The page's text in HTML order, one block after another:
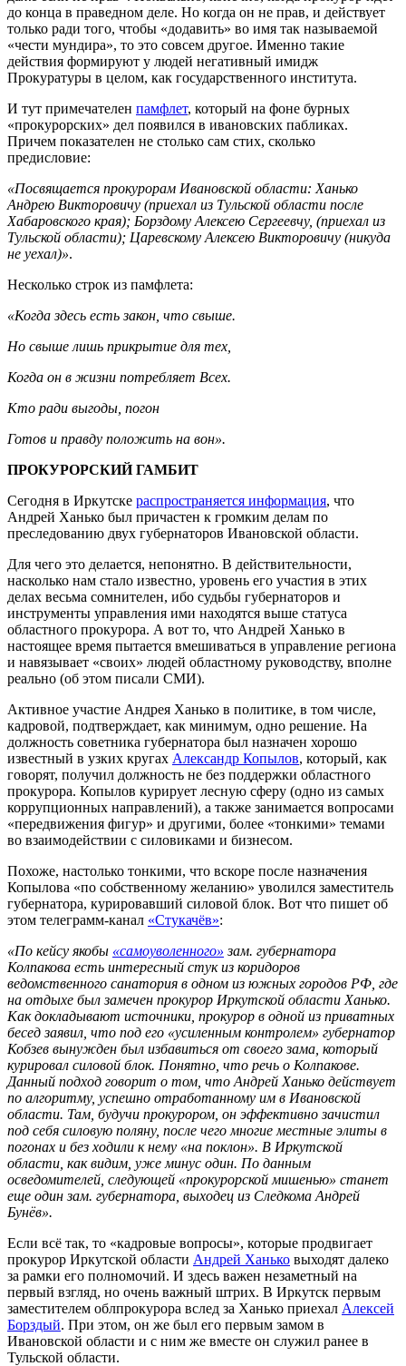
до конца в праведном деле. Но когда он не прав, и действует
только ради того, чтобы «додавить» во имя так называемой
«чести мундира», то это совсем другое. Именно такие
действия формируют у людей негативный имидж
Прокуратуры в целом, как государственного института.
И тут примечателен памфлет, который на фоне бурных
«прокурорских» дел появился в ивановских пабликах.
Причем показателен не столько сам стих, сколько
предисловие:
«Посвящается прокурорам Ивановской области: Ханько
Андрею Викторовичу (приехал из Тульской области после
Хабаровского края); Борздому Алексею Сергеевчу, (приехал из
Тульской области); Царевскому Алексею Викторовичу (никуда
не уехал)».
Несколько строк из памфлета:
«Когда здесь есть закон, что свыше.
Но свыше лишь прикрытие для тех,
Когда он в жизни потребляет Всех.
Кто ради выгоды, погон
Готов и правду положить на вон».
ПРОКУРОРСКИЙ ГАМБИТ
Сегодня в Иркутске распространяется информация, что
Андрей Ханько был причастен к громким делам по
преследованию двух губернаторов Ивановской области.
Для чего это делается, непонятно. В действительности,
насколько нам стало известно, уровень его участия в этих
делах весьма сомнителен, ибо судьбы губернаторов и
инструменты управления ими находятся выше статуса
областного прокурора. А вот то, что Андрей Ханько в
настоящее время пытается вмешиваться в управление региона
и навязывает «своих» людей областному руководству, вполне
реально (об этом писали СМИ).
Активное участие Андрея Ханько в политике, в том числе,
кадровой, подтверждает, как минимум, одно решение. На
должность советника губернатора был назначен хорошо
известный в узких кругах Александр Копылов, который, как
говорят, получил должность не без поддержки областного
прокурора. Копылов курирует лесную сферу (одно из самых
коррупционных направлений), а также занимается вопросами
«передвижения фигур» и другими, более «тонкими» темами
во взаимодействии с силовиками и бизнесом.
Похоже, настолько тонкими, что вскоре после назначения
Копылова «по собственному желанию» уволился заместитель
губернатора, курировавший силовой блок. Вот что пишет об
этом телеграмм-канал «Стукачёв»:
«По кейсу якобы «самоуволенного» зам. губернатора
Колпакова есть интересный стук из коридоров
ведомственного санатория в одном из южных городов РФ, где
на отдыхе был замечен прокурор Иркутской области Ханько.
Как докладывают источники, прокурор в одной из приватных
бесед заявил, что под его «усиленным контролем» губернатор
Кобзев вынужден был избавиться от своего зама, который
курировал силовой блок. Понятно, что речь о Колпакове.
Данный подход говорит о том, что Андрей Ханько действует
по алгоритму, успешно отработанному им в Ивановской
области. Там, будучи прокурором, он эффективно зачистил
под себя силовую поляну, после чего многие местные элиты в
погонах и без ходили к нему «на поклон». В Иркутской
области, как видим, уже минус один. По данным
осведомителей, следующей «прокурорской мишенью» станет
еще один зам. губернатора, выходец из Следкома Андрей
Бунёв».
Если всё так, то «кадровые вопросы», которые продвигает
прокурор Иркутской области Андрей Ханько выходят далеко
за рамки его полномочий. И здесь важен незаметный на
первый взгляд, но очень важный штрих. В Иркутск первым
заместителем облпрокурора вслед за Ханько приехал Алексей
Борздый. При этом, он же был его первым замом в
Ивановской области и с ним же вместе он служил ранее в
Тульской области.